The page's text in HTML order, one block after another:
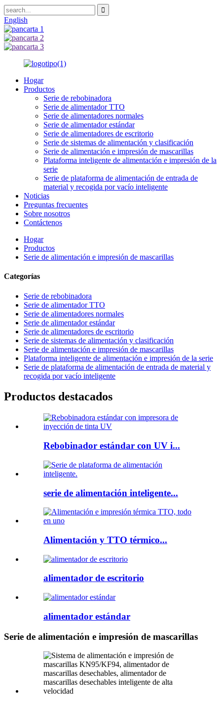
English
Hogar
Productos
Serie de rebobinadora
Serie de alimentador TTO
Serie de alimentadores normales
Serie de alimentador estándar
Serie de alimentadores de escritorio
Serie de sistemas de alimentación y clasificación
Serie de alimentación e impresión de mascarillas
Plataforma inteligente de alimentación e impresión de la
serie
Serie de plataforma de alimentación de entrada de
material y recogida por vacío inteligente
Noticias
Preguntas frecuentes
Sobre nosotros
Contáctenos
Hogar
Productos
Serie de alimentación e impresión de mascarillas
Categorías
Serie de rebobinadora
Serie de alimentador TTO
Serie de alimentadores normales
Serie de alimentador estándar
Serie de alimentadores de escritorio
Serie de sistemas de alimentación y clasificación
Serie de alimentación e impresión de mascarillas
Plataforma inteligente de alimentación e impresión de la serie
Serie de plataforma de alimentación de entrada de material y
recogida por vacío inteligente
Productos destacados
Rebobinador estándar con UV i...
serie de alimentación inteligente...
Alimentación y TTO térmico...
alimentador de escritorio
alimentador estándar
Serie de alimentación e impresión de mascarillas